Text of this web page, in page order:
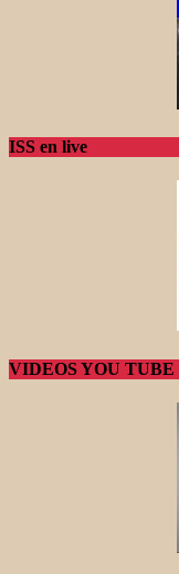
ISS en live
VIDEOS YOU TUBE